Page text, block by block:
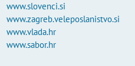
www.slovenci.si
www.zagreb.veleposlanistvo.si
www.vlada.hr
www.sabor.hr